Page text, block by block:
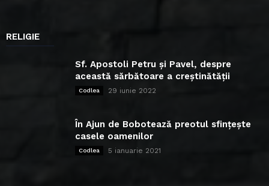
RELIGIE
Sf. Apostoli Petru și Pavel, despre
această sărbătoare a creștinătății
Codlea 29 iunie 2022
În Ajun de Bobotează preotul sfințește
casele oamenilor
Codlea 5 ianuarie 2021